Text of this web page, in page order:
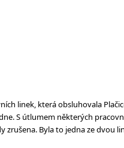
linek, která obsluhovala
S útlumem některých
zrušena. Byla to jedna ze dvou